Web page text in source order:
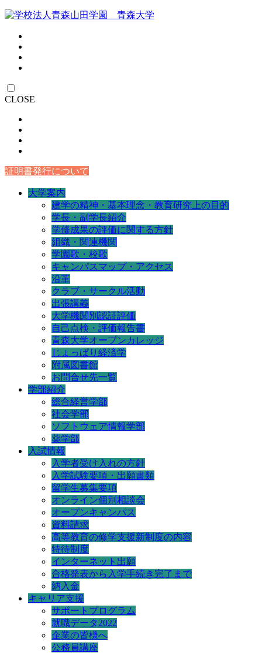
CLOSE
証明書発行について
大学案内
建学の精神・基本理念・教育研究上の目的
学長・副学長紹介
学修成果の評価に関する方針
組織・関連機関
学園歌・校歌
キャンパスマップ・アクセス
沿革
クラブ・サークル活動
出張講義
大学機関別認証評価
自己点検・評価報告書
青森大学オープンカレッジ
じょっぱり経済学
附属図書館
お問合せ先一覧
学部紹介
総合経営学部
社会学部
ソフトウェア情報学部
薬学部
入試情報
入学者受け入れの方針
入学試験要項・出願書類
留学生募集要項
オンライン個別相談会
オープンキャンパス
資料請求
高等教育の修学支援新制度の内容
特待制度
インターネット出願
合格発表から入学手続き完了まで
納入金
キャリア支援
サポートプログラム
就職データ2022
企業の皆様へ
公務員講座